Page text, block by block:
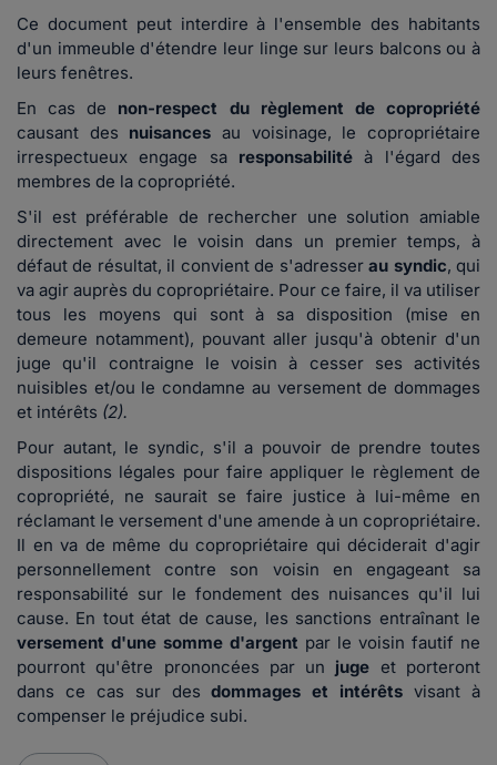
Ce document peut interdire à l'ensemble des habitants
d'un immeuble d'étendre leur linge sur leurs balcons ou à
leurs fenêtres.
En cas de non-respect du règlement de copropriété
causant des nuisances au voisinage, le copropriétaire
irrespectueux engage sa responsabilité à l'égard des
membres de la copropriété.
S'il est préférable de rechercher une solution amiable
directement avec le voisin dans un premier temps, à
défaut de résultat, il convient de s'adresserau syndic, qui
va agir auprès du copropriétaire. Pour ce faire, il va utiliser
tous les moyens qui sont à sa disposition (mise en
demeure notamment), pouvant aller jusqu'à obtenir d'un
juge qu'il contraigne le voisin à cesser ses activités
nuisibles et/ou le condamne au versement de dommages
et intérêts (2).
Pour autant, le syndic, s'il a pouvoir de prendre toutes
dispositions légales pour faire appliquer le règlement de
copropriété, ne saurait se faire justice à lui-même en
réclamant le versement d'une amende à un copropriétaire.
Il en va de même du copropriétaire qui déciderait d'agir
personnellement contre son voisin en engageant sa
responsabilité sur le fondement des nuisances qu'il lui
cause. En tout état de cause, les sanctions entraînant le
versement d'une somme d'argent par le voisin fautif ne
pourront qu'être prononcées par un juge et porteront
dans ce cas sur desdommages et intérêts visant à
compenser le préjudice subi.